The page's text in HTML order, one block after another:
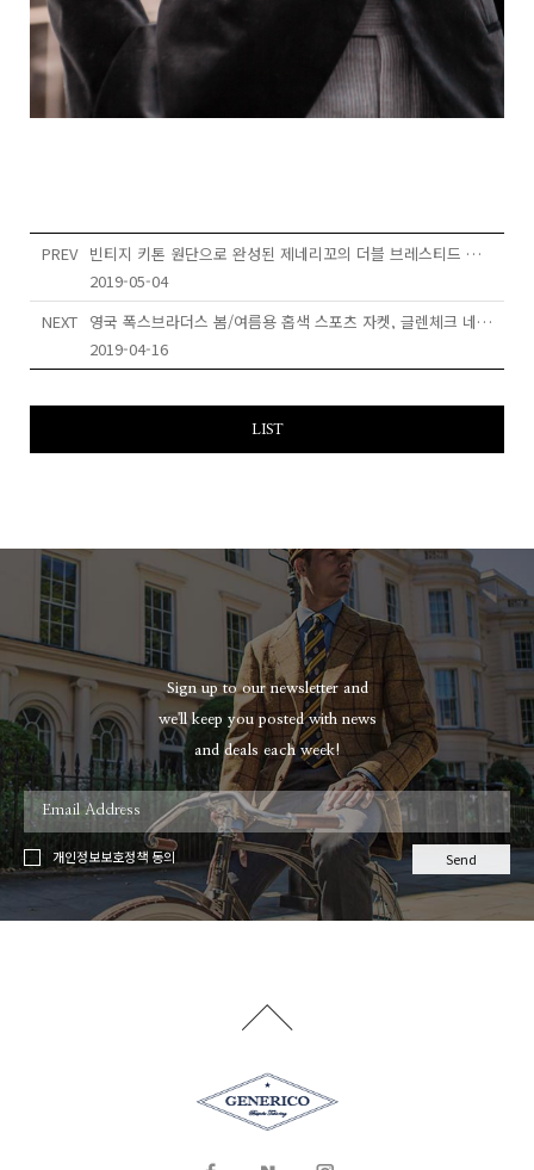
PREV
빈티지 키톤 원단으로 완성된 제네리꼬의 더블 브레스티드 스타일
2019-05-04
NEXT
영국 폭스브라더스 봄/여름용 홉색 스포츠 자켓, 글렌체크 네이비 더블 자켓
2019-04-16
LIST
Sign up to our newsletter and
we'll keep you posted with news
and deals each week!
개인정보보호정책 동의 Send